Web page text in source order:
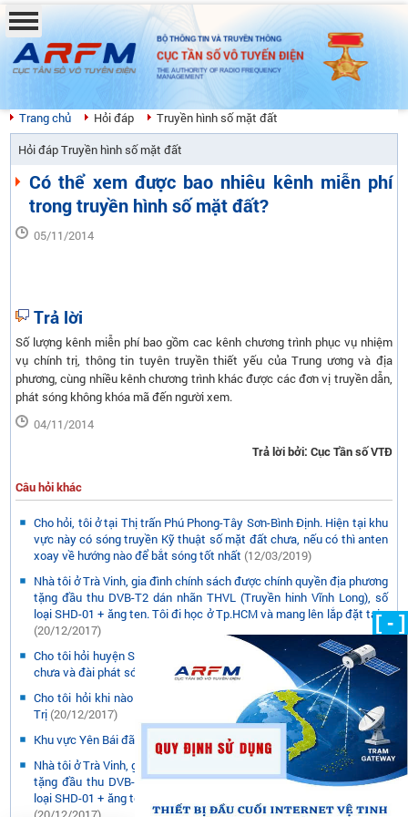
BỘ THÔNG TIN VÀ TRUYỀN THÔNG
CỤC TẦN SỐ VÔ TUYẾN ĐIỆN
THE AUTHORITY OF RADIO FREQUENCY
MANAGEMENT
Trang chủ Hỏi đáp
Truyền hình số mặt đất
Hỏi đáp Truyền hình số mặt đất
Có thể xem được bao nhiêu kênh miễn phí
trong truyền hình số mặt đất?
05/11/2014
Trả lời
Số lượng kênh miễn phí bao gồm cac kênh chương trình phục vụ nhiệm
vụ chính trị, thông tin tuyên truyền thiết yếu của Trung ương và địa
phương, cùng nhiều kênh chương trình khác được các đơn vị truyền dẫn,
phát sóng không khóa mã đến người xem.
04/11/2014
Trả lời bởi: Cục Tần số VTĐ
Câu hỏi khác
Cho hỏi, tôi ở tại Thị trấn Phú Phong-Tây Sơn-Bình Định. Hiện tại khu
vực này có sóng truyền Kỹ thuật số mặt đất chưa, nếu có thì anten
xoay về hướng nào để bắt sóng tốt nhất (12/03/2019)
Nhà tôi ở Trà Vinh, gia đình chính sách được chính quyền địa phương
tặng đầu thu DVB-T2 dán nhãn THVL (Truyền hinh Vĩnh Long), số
loại SHD-01 + ăng ten. Tôi đi học ở Tp.HCM và mang lên lắp đặt tại...
(20/12/2017)
Cho tôi hỏi huyện Sơn Động của tỉnh Bắc Giang đã phủ sóng DVB t2
chưa và đài phát sóng được đặt ở đâu ?
(20/12/2017)
Cho tôi hỏi khi nào VTC và RTB, AVG phát sóng DVB-T2 tại Quảng
Trị (20/12/2017)
Khu vực Yên Bái đã có sóng DVB-T2 chưa?(20/12/2017)
Nhà tôi ở Trà Vinh, gia đình chính sách được chính quyền địa phương
tặng đầu thu DVB-T2 dán nhãn THVL (Truyền hinh Vĩnh Long), số
loại SHD-01 + ăng ten. Tôi đi học ở Tp.HCM và mang lên lắp đặt tại...
[ - ]